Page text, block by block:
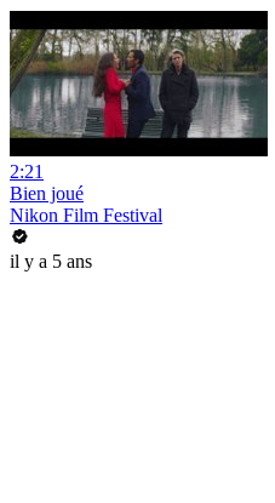
2:21
Bien joué
Nikon Film Festival
il y a 5 ans